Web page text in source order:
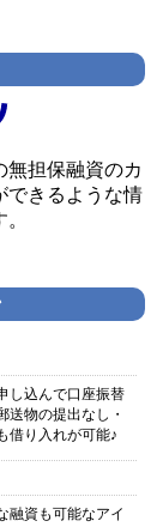
無担保融資のカ
できるような情
し込んで口座振替
送物の提出なし・
借り入れが可能♪
融資も可能なアイ